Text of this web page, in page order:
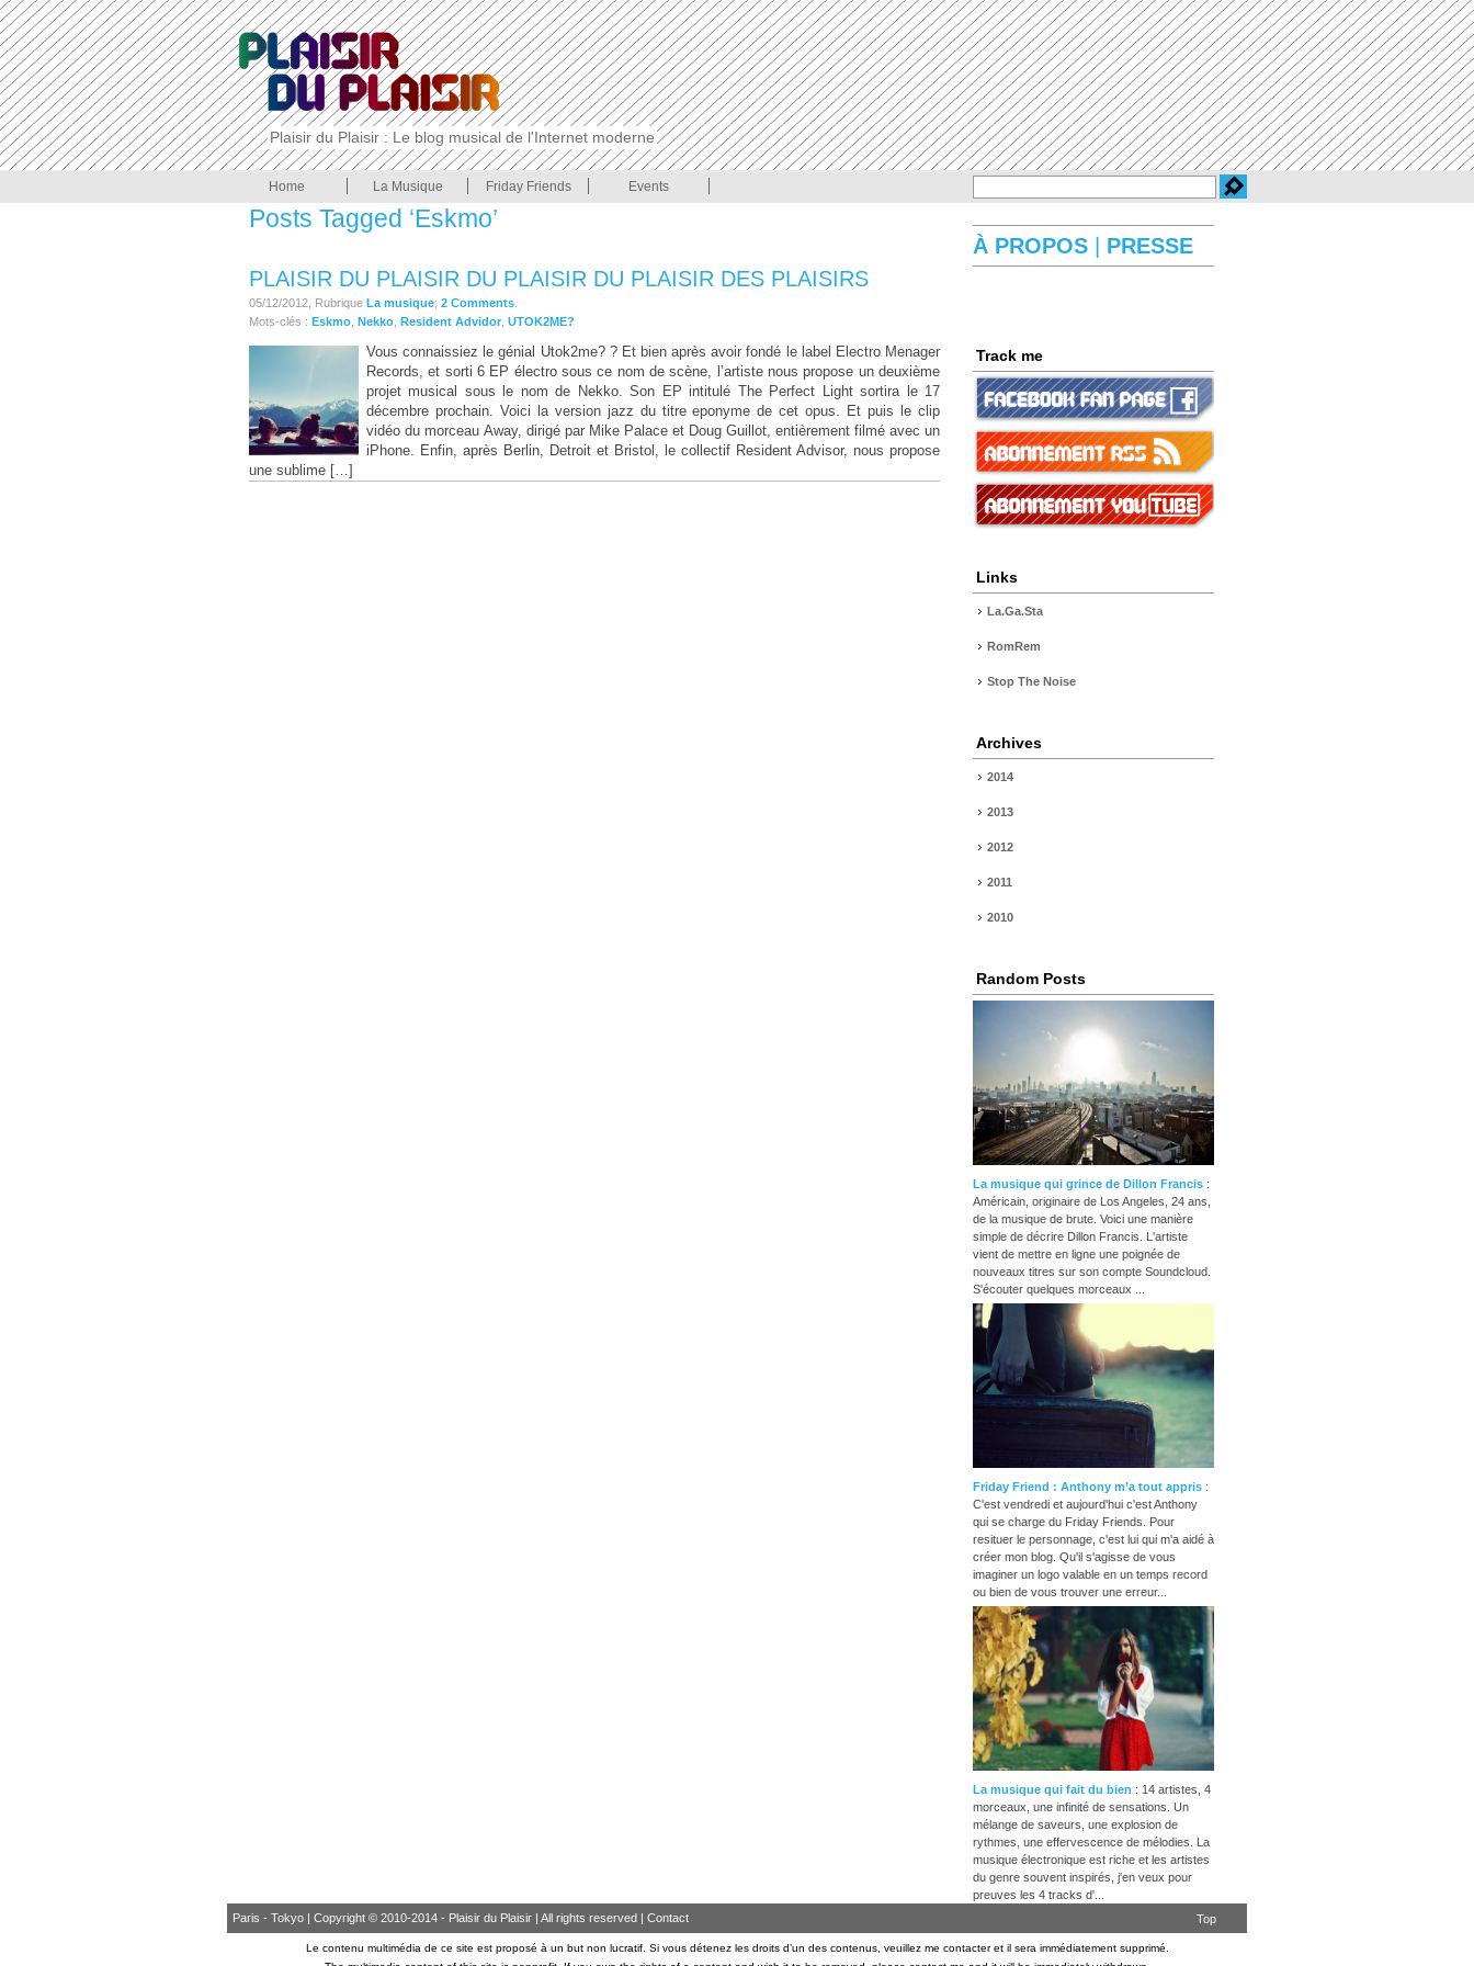
Plaisir du Plaisir : Le blog musical de l'Internet moderne
Home La Musique Friday Friends Events
Posts Tagged ‘Eskmo’
PLAISIR DU PLAISIR DU PLAISIR DU PLAISIR DES PLAISIRS
05/12/2012, Rubrique La musique; 2 Comments
Mots-clés : Eskmo Nekko Resident Advidor UTOK2ME?
Vous connaissiez le génial Utok2me? ? Et bien après avoir fondé le label Electro Menager
Records, et sorti 6 EP électro sous ce nom de scène, l’artiste nous propose un deuxième
projet musical sous le nom de Nekko. Son EP intitulé The Perfect Light sortira le 17
décembre prochain. Voici la version jazz du titre eponyme de cet opus. Et puis le clip
vidéo du morceau Away, dirigé par Mike Palace et Doug Guillot, entièrement filmé avec un
iPhone. Enfin, après Berlin, Detroit et Bristol, le collectif Resident Advisor, nous propose
une sublime […]
À PROPOS PRESSE
Track me
Links
La.Ga.Sta
RomRem
Stop The Noise
Archives
2014
2013
2012
2011
2010
Random Posts
La musique qui grince de Dillon Francis :
Américain, originaire de Los Angeles, 24 ans,
de la musique de brute. Voici une manière
simple de décrire Dillon Francis. L'artiste
vient de mettre en ligne une poignée de
nouveaux titres sur son compte Soundcloud.
S'écouter quelques morceaux ...
Friday Friend : Anthony m’a tout appris :
C'est vendredi et aujourd'hui c'est Anthony
qui se charge du Friday Friends. Pour
resituer le personnage, c'est lui qui m'a aidé à
créer mon blog. Qu'il s'agisse de vous
imaginer un logo valable en un temps record
ou bien de vous trouver une erreur...
La musique qui fait du bien : 14 artistes, 4
morceaux, une infinité de sensations. Un
mélange de saveurs, une explosion de
rythmes, une effervescence de mélodies. La
musique électronique est riche et les artistes
du genre souvent inspirés, j'en veux pour
preuves les 4 tracks d'...
Paris - Tokyo | Copyright © 2010-2014 - Plaisir du Plaisir | All rights reserved | Contact Top
Le contenu multimédia de ce site est proposé à un but non lucratif. Si vous détenez les droits d’un des contenus, veuillez me contacter et il sera immédiatement supprimé.